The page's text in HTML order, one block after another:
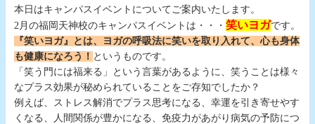
本日はキャンパスイベントについてご案内いたします。
2月の福岡天神校のキャンパスイベントは・・・ 笑いヨガです。
『笑いヨガ』とは、ヨガの呼吸法に笑いを取り入れて、心も身体
も健康になろう！ というものです。
「笑う門には福来る」という言葉があるように、笑うことは様々
なプラス効果が秘められていることをご存知でしたか？
例えば、ストレス解消でプラス思考になる、幸運を引き寄せやす
くなる、人間関係が豊かになる、免疫力があがり病気の予防につ